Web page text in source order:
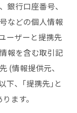
銀行口座番号、
などの個人情報
ーザーと提携先
報を含む取引記
(情報提供元、
下、｢提携先｣と
ます。